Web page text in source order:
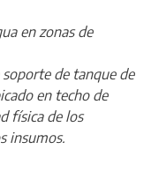
en zonas de
de tanque de
en techo de
física de los
insumos.